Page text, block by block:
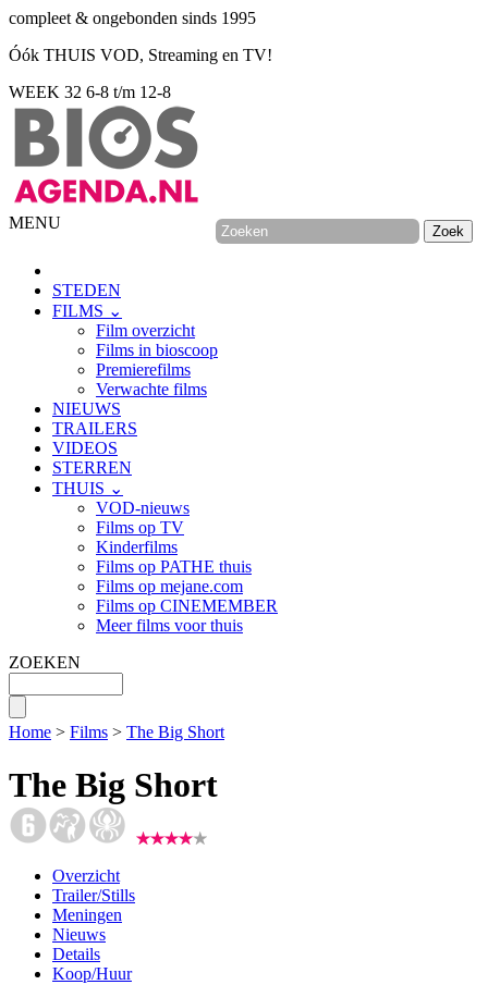
compleet & ongebonden sinds 1995
Óók THUIS VOD, Streaming en TV!
WEEK 32 6-8 t/m 12-8
MENU
STEDEN
FILMS ⌄
Film overzicht
Films in bioscoop
Premierefilms
Verwachte films
NIEUWS
TRAILERS
VIDEOS
STERREN
THUIS ⌄
VOD-nieuws
Films op TV
Kinderfilms
Films op PATHE thuis
Films op mejane.com
Films op CINEMEMBER
Meer films voor thuis
ZOEKEN
Home > Films > The Big Short
The Big Short
Overzicht
Trailer/Stills
Meningen
Nieuws
Details
Koop/Huur